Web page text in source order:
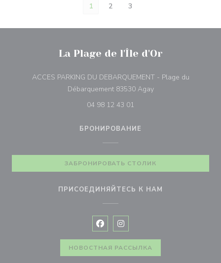
1 2 3
La Plage de l'Île d'Or
ACCES PARKING DU DEBARQUEMENT - Plage du
Débarquement 83530 Agay((открывается в
04 98 12 43 01
БРОНИРОВАНИЕ
ЗАБРОНИРОВАТЬ СТОЛИК
ПРИСОЕДИНЯЙТЕСЬ К НАМ
Facebook ((открывается в новом
Instagram ((открывается в
НОВОСТНАЯ РАССЫЛКА